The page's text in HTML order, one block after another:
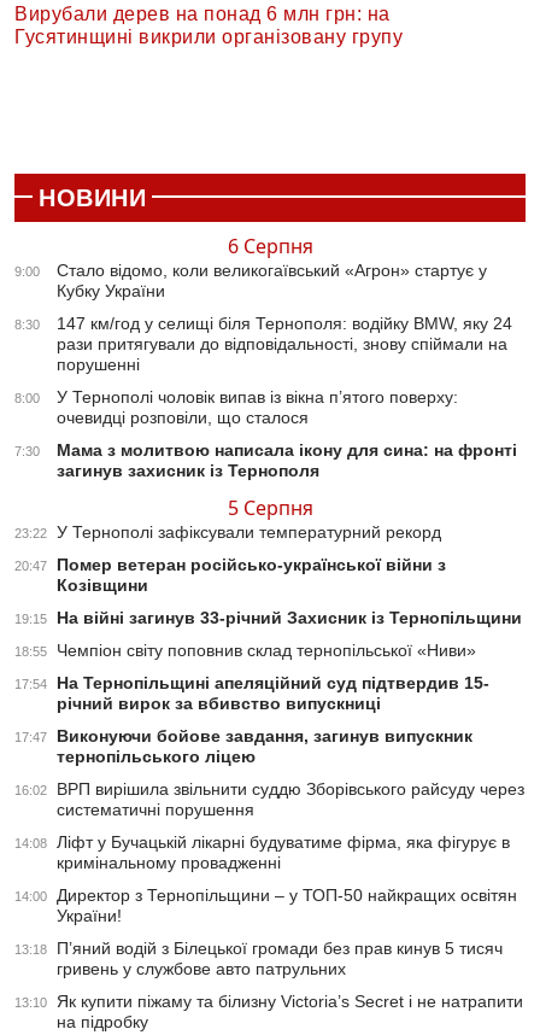
Вирубали дерев на понад 6 млн грн: на
Гусятинщині викрили організовану групу
НОВИНИ
6 Серпня
9:00
Стало відомо, коли великогаївський «Агрон» стартує у
Кубку України
8:30
147 км/год у селищі біля Тернополя: водійку BMW, яку 24
рази притягували до відповідальності, знову спіймали на
порушенні
8:00
У Тернополі чоловік випав із вікна п’ятого поверху:
очевидці розповіли, що сталося
7:30
Мама з молитвою написала ікону для сина: на фронті
загинув захисник із Тернополя
5 Серпня
23:22 У Тернополі зафіксували температурний рекорд
20:47
Помер ветеран російсько-української війни з
Козівщини
19:15 На війні загинув 33-річний Захисник із Тернопільщини
18:55 Чемпіон світу поповнив склад тернопільської «Ниви»
17:54
На Тернопільщині апеляційний суд підтвердив 15-
річний вирок за вбивство випускниці
17:47
Виконуючи бойове завдання, загинув випускник
тернопільського ліцею
16:02
ВРП вирішила звільнити суддю Зборівського райсуду через
систематичні порушення
14:08
Ліфт у Бучацькій лікарні будуватиме фірма, яка фігурує в
кримінальному провадженні
14:00
Директор з Тернопільщини – у ТОП-50 найкращих освітян
України!
13:18
П’яний водій з Білецької громади без прав кинув 5 тисяч
гривень у службове авто патрульних
13:10
Як купити піжаму та білизну Victoria’s Secret і не натрапити
на підробку